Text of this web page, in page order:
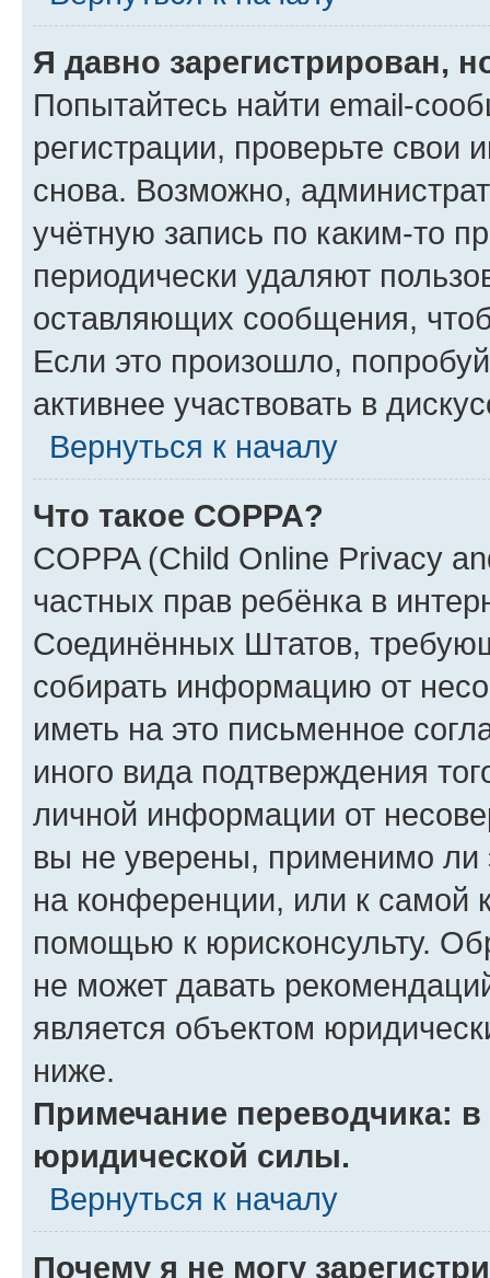
Я давно зарегистрирован,
Попытайтесь найти email-
регистрации, проверьте свои
снова. Возможно,
учётную запись по каким-то
периодически удаляют
оставляющих сообщения,
Если это произошло,
активнее участвовать в
Вернуться к началу
Что такое COPPA?
COPPA (Child Online Privacy
частных прав ребёнка в
Соединённых Штатов,
собирать информацию от
иметь на это письменное
иного вида подтверждения
личной информации от
вы не уверены, применимо ли
на конференции, или к самой
помощью к юрисконсульту.
не может давать
является объектом
ниже.
Примечание переводчика:
юридической силы.
Вернуться к началу
Почему я не могу